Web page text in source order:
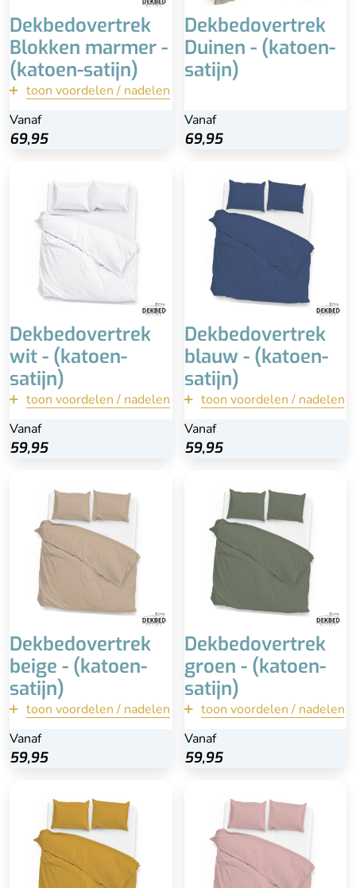
Dekbedovertrek
Blokken marmer -
(katoen-satijn)
toon voordelen / nadelen
Vanaf
69,95
terug
Bekijk
Dekbedovertrek
Duinen - (katoen-
satijn)
Vanaf
69,95
Dekbedovertrek
wit - (katoen-
satijn)
toon voordelen / nadelen
Vanaf
59,95
Inclusief witte
kussenslopen (70x60)
100% katoen-satijn
Wasbaar
terug
Bekijk
Dekbedovertrek
blauw - (katoen-
satijn)
toon voordelen / nadelen
Vanaf
59,95
Inclusief kussenslopen
100% katoen-satijn
Extra lange instopstrook
Wasbaar
terug
Bekijk
Dekbedovertrek
beige - (katoen-
satijn)
toon voordelen / nadelen
Vanaf
59,95
Inclusief
beige/zandkleurige
kussenslopen (70×60)
Wasbaar
Anti-allergisch
100% katoen-satijn
terug
Bekijk
Dekbedovertrek
groen - (katoen-
satijn)
toon voordelen / nadelen
Vanaf
59,95
Inclusief kussenslopen
(60x70)
100% katoen-satijn
Extra lange instopstrook
Wasbaar
terug
Bekijk
Inclusief okergele
kussenslopen (60x70) -
een enkele kussensloop
bij 1-persoons overtrek
Extra lange instopstrook
Wassen op 40 of 60 °C
Inclusief kussenslopen
(60×70)
100% katoen-satijn
Wasbaar
Anti-allergisch